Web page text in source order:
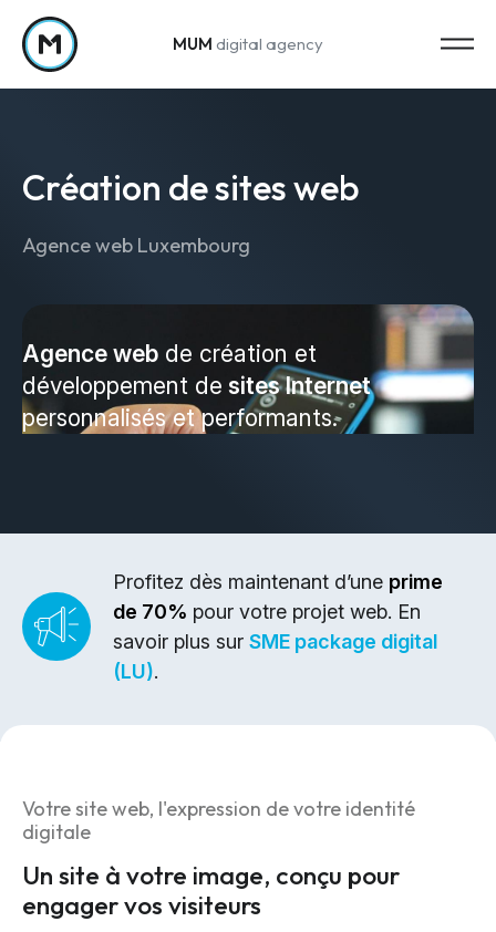
Passer au contenu
MUM digital agency
Strategy
Stratégie marketing
Web Analytics & Reporting
Création de sites web
Création de contenu & storytelling
Marketing
Marketing 360°
Référencement (SEO/GEO)
Marketing par e-mail
Applications
Création de sites web
Agence web Luxembourg
Agence web de création et
développement de sites Internet
personnalisés et performants.
Profitez dès maintenant d’une prime
de 70% pour votre projet web. En
savoir plus sur SME package digital
(LU).
Votre site web, l'expression de votre identité
digitale
Un site à votre image, conçu pour
engager vos visiteurs